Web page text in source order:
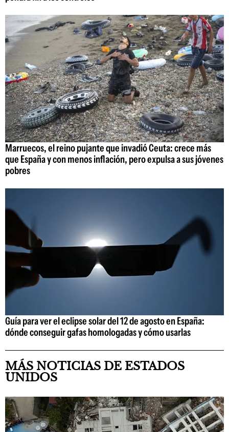
Marruecos, el reino pujante que invadió Ceuta: crece más
que España y con menos inflación, pero expulsa a sus jóvenes
pobres
Guía para ver el eclipse solar del 12 de agosto en España:
dónde conseguir gafas homologadas y cómo usarlas
MÁS NOTICIAS DE ESTADOS
UNIDOS